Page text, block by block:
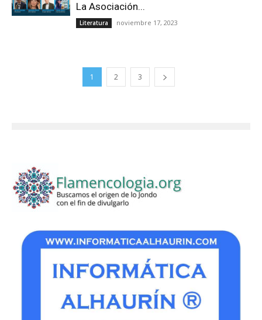
La Asociación...
Literatura noviembre 17, 2023
1 2 3